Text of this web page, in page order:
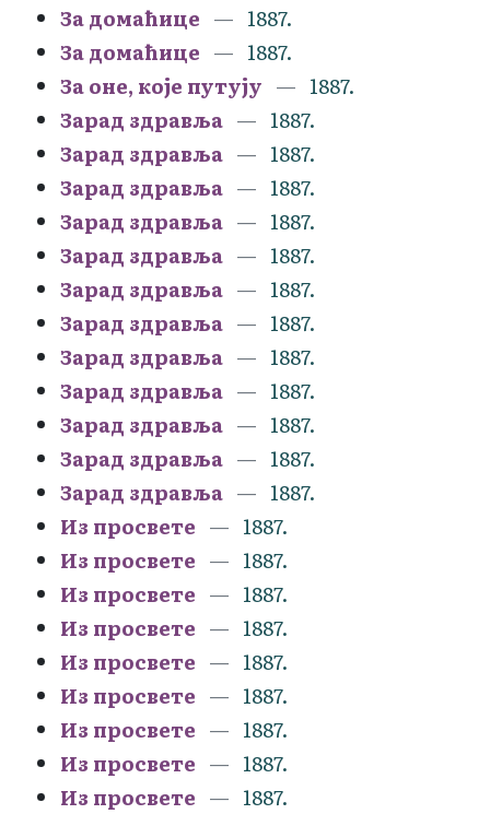
За домаћице
1887.
За домаћице
1887.
За оне, које путују
1887.
Зарад здравља
1887.
Зарад здравља
1887.
Зарад здравља
1887.
Зарад здравља
1887.
Зарад здравља
1887.
Зарад здравља
1887.
Зарад здравља
1887.
Зарад здравља
1887.
Зарад здравља
1887.
Зарад здравља
1887.
Зарад здравља
1887.
Зарад здравља
1887.
Из просвете
1887.
Из просвете
1887.
Из просвете
1887.
Из просвете
1887.
Из просвете
1887.
Из просвете
1887.
Из просвете
1887.
Из просвете
1887.
Из просвете
1887.